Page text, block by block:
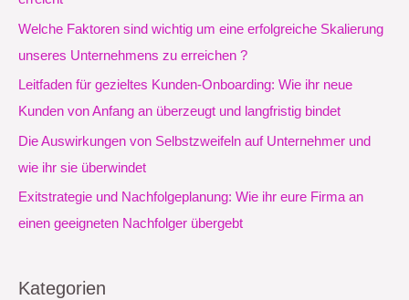
Welche Faktoren sind wichtig um eine erfolgreiche Skalierung
unseres Unternehmens zu erreichen ?
Leitfaden für gezieltes Kunden-Onboarding: Wie ihr neue
Kunden von Anfang an überzeugt und langfristig bindet
Die Auswirkungen von Selbstzweifeln auf Unternehmer und
wie ihr sie überwindet
Exitstrategie und Nachfolgeplanung: Wie ihr eure Firma an
einen geeigneten Nachfolger übergebt
Kategorien